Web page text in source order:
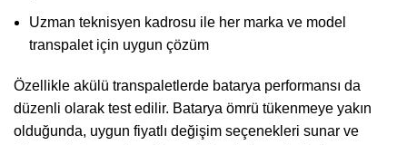
Uzman teknisyen kadrosu ile her marka ve model
transpalet için uygun çözüm
Özellikle akülü transpaletlerde batarya performansı da
düzenli olarak test edilir. Batarya ömrü tükenmeye yakın
olduğunda, uygun fiyatlı değişim seçenekleri sunar ve